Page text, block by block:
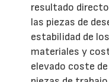
resultado
las piezas de
estabilidad de
materiales y
elevado coste